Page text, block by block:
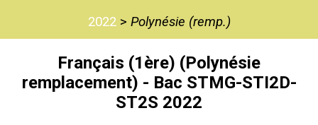
2022> Polynésie (remp.)
Français (1ère) (Polynésie
remplacement) - Bac STMG-STI2D-
ST2S 2022